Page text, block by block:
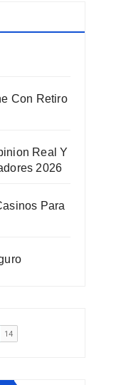
Con Retiro
Real Y
2026
Para